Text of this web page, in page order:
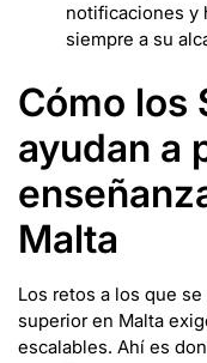
notificaciones y
siempre a su
Cómo los
ayudan a
Malta
Los retos a los que
superior en Malta
escalables. Ahí es